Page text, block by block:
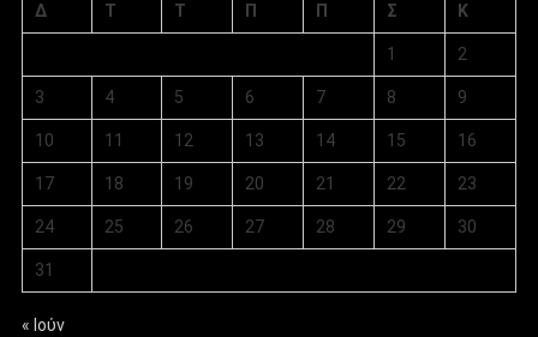
Δ
Τ Τ Π Π Σ Κ
1 2
3 4 5 6 7 8 9
10 11 12 13 14 15 16
17 18 19 20 21 22 23
24 25 26 27 28 29 30
31
« Ιούν